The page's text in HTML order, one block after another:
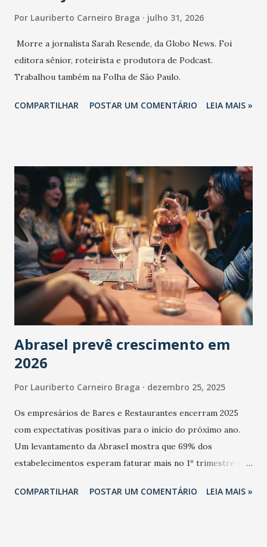
Por Lauriberto Carneiro Braga julho 31, 2026
Morre a jornalista Sarah Resende, da Globo News. Foi
editora sênior, roteirista e produtora de Podcast.
Trabalhou também na Folha de São Paulo.
COMPARTILHAR POSTAR UM COMENTÁRIO LEIA MAIS »
Abrasel prevê crescimento em
2026
Por Lauriberto Carneiro Braga dezembro 25, 2025
Os empresários de Bares e Restaurantes encerram 2025
com expectativas positivas para o início do próximo ano.
Um levantamento da Abrasel mostra que 69% dos
estabelecimentos esperam faturar mais no 1º trimestre de
relação ao último trimestre deste ano, 56% também
COMPARTILHAR POSTAR UM COMENTÁRIO LEIA MAIS »